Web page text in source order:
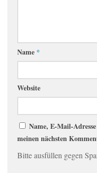
Name *
Website
Name, E-Mail-
meinen nächsten
Bitte ausfüllen gegen